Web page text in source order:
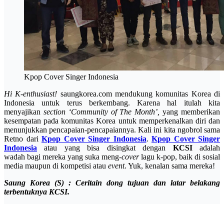
Kpop Cover Singer Indonesia
Hi K-enthusiast! saungkorea.com mendukung komunitas Korea di
Indonesia untuk terus berkembang. Karena hal itulah kita
menyajikan section ‘Community of The Month’,yang memberikan
kesempatan pada komunitas Korea untuk memperkenalkan diri dan
menunjukkan pencapaian-pencapaiannya. Kali ini kita ngobrol sama
Retno dari Kpop Cover Singer Indonesia. Kpop Cover Singer
Indonesia
atau yang bisa disingkat dengan KCSIadalah
wadah bagi mereka yang suka meng-coverlagu k-pop, baik di sosial
media maupun di kompetisi atau event. Yuk, kenalan sama mereka!
Saung Korea (S) : Ceritain dong tujuan dan latar belakang
terbentuknya KCSI.